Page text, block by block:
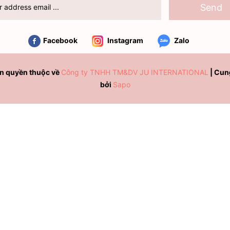
Send
Facebook Instagram Zalo
quyền thuộc về Công ty TNHH TM&DV JU INTERNATIONAL
bởi Sapo